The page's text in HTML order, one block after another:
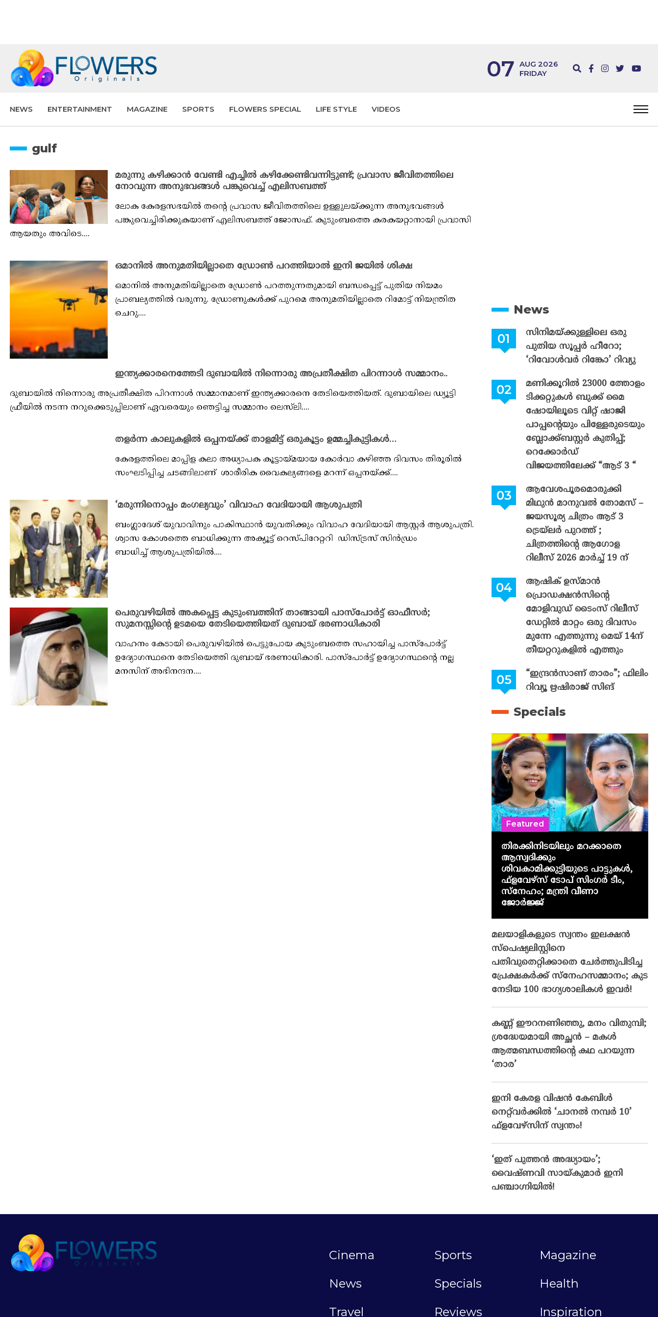
07 AUG 2026
FRIDAY
NEWS ENTERTAINMENT MAGAZINE SPORTS FLOWERS SPECIAL LIFE STYLE VIDEOS
gulf
മരുന്നു കഴിക്കാൻ വേണ്ടി എച്ചിൽ കഴിക്കേണ്ടിവന്നിട്ടുണ്ട്; പ്രവാസ ജീവിതത്തിലെ
നോവുന്ന അനുഭവങ്ങൾ പങ്കുവെച്ച് എലിസബത്ത്
ലോക കേരളസഭയിൽ തന്റെ പ്രവാസ ജീവിതത്തിലെ ഉള്ളുലയ്ക്കുന്ന അനുഭവങ്ങൾ
പങ്കുവെച്ചിരിക്കുകയാണ് എലിസബത്ത് ജോസഫ്. കുടുംബത്തെ കരകയറ്റാനായി പ്രവാസി
ആയതും അവിടെ....
ഒമാനില്‍ അനുമതിയില്ലാതെ ഡ്രോണ്‍ പറത്തിയാല്‍ ഇനി ജയില്‍ ശിക്ഷ
ഒമാനില്‍ അനുമതിയില്ലാതെ ഡ്രോണ്‍ പറത്തുന്നതുമായി ബന്ധപ്പെട്ട് പുതിയ നിയമം
പ്രാബല്യത്തില്‍ വരുന്നു. ഡ്രോണുകള്‍ക്ക് പുറമെ അനുമതിയില്ലാതെ റിമോട്ട് നിയന്ത്രിത
ചെറു....
ഇന്ത്യക്കാരനെത്തേടി ദുബായിൽ നിന്നൊരു അപ്രതീക്ഷിത പിറന്നാൾ സമ്മാനം..
ദുബായിൽ നിന്നൊരു അപ്രതീക്ഷിത പിറന്നാൾ സമ്മാനമാണ് ഇന്ത്യക്കാരനെ തേടിയെത്തിയത്. ദുബായിലെ ഡ്യൂട്ടി
ഫ്രീയിൽ നടന്ന നറുക്കെടുപ്പിലാണ് ഏവരെയും ഞെട്ടിച്ച സമ്മാനം ലെസ്‌ലി....
തളർന്ന കാലുകളിൽ ഒപ്പനയ്ക്ക് താളമിട്ട് ഒരുകൂട്ടം ഉമ്മച്ചികുട്ടികൾ…
കേരളത്തിലെ മാപ്പിള കലാ അധ്യാപക കൂ‌‌‌‌ട്ടായ്മയായ കോർവാ കഴിഞ്ഞ ദിവസം തിരൂരിൽ
സംഘടിപ്പിച്ച ചടങ്ങിലാണ് ശാരീരിക വൈകല്യങ്ങളെ മറന്ന് ഒപ്പനയ്ക്ക്....
‘മരുന്നിനൊപ്പം മംഗല്യവും’ വിവാഹ വേദിയായി ആശുപത്രി
ബംഗ്ലാദേശ് യുവാവിനും പാകിസ്ഥാൻ യുവതിക്കും വിവാഹ വേദിയായി ആസ്റ്റർ ആശുപത്രി.
ശ്വാസ കോശത്തെ ബാധിക്കുന്ന അക്യൂട്ട് റെസ്പിറേറ്ററി ഡിസ്ട്രസ് സിൻഡ്രം
ബാധിച്ച്‌ ആശുപത്രിയിൽ....
പെരുവഴിയിൽ അകപ്പെട്ട കുടുംബത്തിന് താങ്ങായി പാസ്പോർട്ട് ഓഫീസർ;
സുമനസ്സിന്റെ ഉടമയെ തേടിയെത്തിയത് ദുബായ് ഭരണാധികാരി
വാഹനം കേടായി പെരുവഴിയിൽ പെട്ടുപോയ കുടുംബത്തെ സഹായിച്ച പാസ്പോർട്ട്
ഉദ്യോഗസ്ഥനെ തേടിയെത്തി ദുബായ് ഭരണാധികാരി. പാസ്പോർട്ട് ഉദ്യോഗസ്ഥന്റെ നല്ല
മനസിന് അഭിനന്ദന....
News
സിനിമയ്ക്കുള്ളിലെ ഒരു
പുതിയ സൂപ്പർ ഹീറോ;
‘റിവോൾവർ റിങ്കോ’ റിവ്യു
മണിക്കൂറിൽ 23000 ത്തോളം
ടിക്കറ്റുകൾ ബുക്ക് മൈ
ഷോയിലൂടെ വിറ്റ് ഷാജി
പാപ്പന്റെയും പിള്ളേരുടെയും
ബ്ലോക്ക്ബസ്റ്റർ കുതിപ്പ്;
റെക്കോർഡ്
വിജയത്തിലേക്ക് “ആട് 3 “
ആവേശപൂരമൊരുക്കി
മിഥുൻ മാനുവൽ തോമസ് –
ജയസൂര്യ ചിത്രം ആട് 3
ട്രെയ്‌ലർ പുറത്ത് ;
ചിത്രത്തിന്റെ ആഗോള
റിലീസ് 2026 മാർച്ച് 19 ന്
ആഷിക് ഉസ്മാൻ
പ്രൊഡക്ഷൻസിന്റെ
മോളിവുഡ് ടൈംസ് റിലീസ്
ഡേറ്റിൽ മാറ്റം ഒരു ദിവസം
മുന്നേ എത്തുന്നു മെയ് 14ന്
തീയറ്ററുകളിൽ എത്തും
“ഇന്ദ്രൻസാണ് താരം”; ഫിലിം
റിവ്യൂ ഋഷിരാജ് സിങ്
Specials
തിരക്കിനിടയിലും മറക്കാതെ
ആസ്വദിക്കും
ശിവകാമിക്കുട്ടിയുടെ പാട്ടുകൾ,
ഫ്‌ളവേഴ്‌സ് ടോപ് സിംഗർ ടീം,
സ്നേഹം; മന്ത്രി വീണാ
ജോർജ്ജ്
Featured
മലയാളികളുടെ സ്വന്തം ഇലക്ഷന്‍
സ്‌പെഷ്യലിസ്റ്റിനെ
പതിവുതെറ്റിക്കാതെ ചേര്‍ത്തുപിടിച്ച
പ്രേക്ഷകര്‍ക്ക് സ്‌നേഹസമ്മാനം; കുട
നേടിയ 100 ഭാഗ്യശാലികള്‍ ഇവര്‍!
കണ്ണ് ഈറനണിഞ്ഞു, മനം വിതുമ്പി;
ശ്രദ്ധേയമായി അച്ഛൻ – മകൾ
ആത്മബന്ധത്തിന്റെ കഥ പറയുന്ന
‘താര’
ഇനി കേരള വിഷൻ കേബിൾ
നെറ്റ്‌വർക്കിൽ ‘ചാനൽ നമ്പർ 10’
ഫ്‌ളവേഴ്‌സിന് സ്വന്തം!
‘ഇത് പുത്തൻ അദ്ധ്യായം’;
വൈഷ്‌ണവി സായ്‌കുമാർ ഇനി
പഞ്ചാഗ്നിയിൽ!
Cinema Sports
Magazine
News
Specials
Health
Travel
Reviews Inspiration